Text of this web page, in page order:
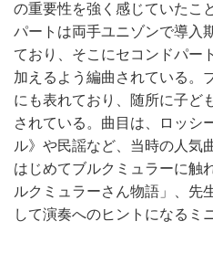
の重要性を強く感じていたこ
パートは両手ユニゾンで導入
ており、そこにセコンドパー
加えるよう編曲されている。
にも表れており、随所に子ど
されている。曲目は、ロッシ
ル》や民謡など、当時の人気
はじめてブルクミュラーに触
ルクミュラーさん物語」、先
して演奏へのヒントになるミ